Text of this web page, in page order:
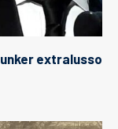
extralusso